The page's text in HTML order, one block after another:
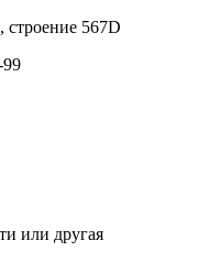
567D
или другая